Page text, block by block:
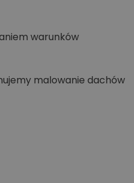
warunków
malowanie dachów